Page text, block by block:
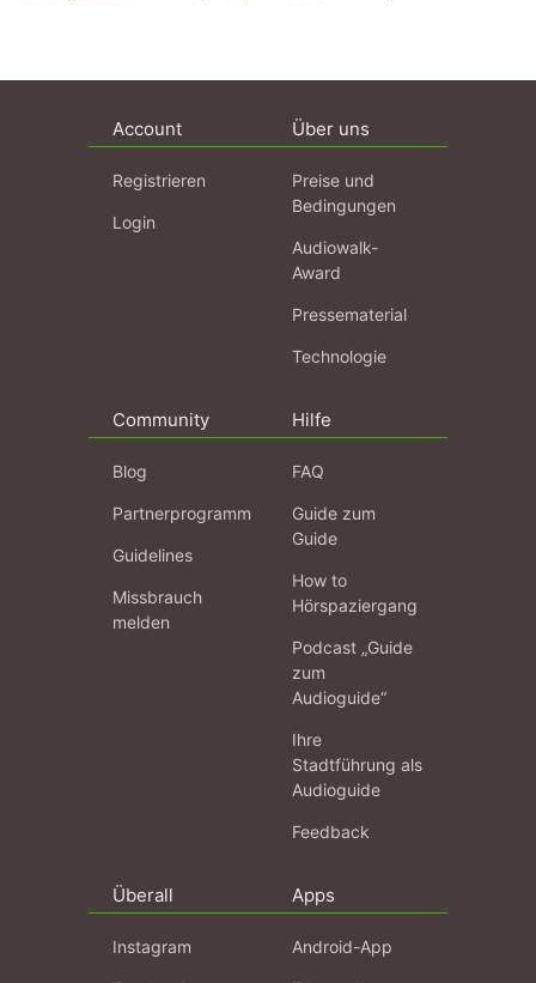
Account
Registrieren
Login
Über uns
Preise und
Bedingungen
Audiowalk-
Award
Pressematerial
Technologie
Community
Blog
Partnerprogramm
Guidelines
Missbrauch
melden
Hilfe
FAQ
Guide zum
Guide
How to
Hörspaziergang
Podcast „Guide
zum
Audioguide“
Ihre
Stadtführung als
Audioguide
Feedback
Überall
Instagram
Apps
Android-App